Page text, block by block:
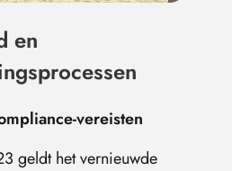
en
vereisten
geldt het vernieuwde